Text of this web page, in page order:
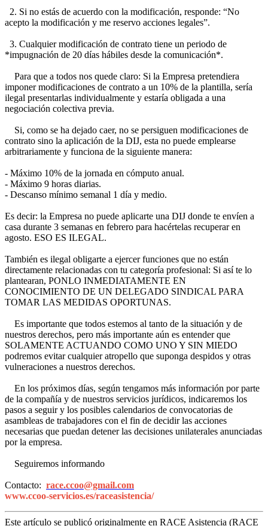
2. Si no estás de acuerdo con la modificación, responde: “No
acepto la modificación y me reservo acciones legales”.
3. Cualquier modificación de contrato tiene un periodo de
*impugnación de 20 días hábiles desde la comunicación*.
Para que a todos nos quede claro: Si la Empresa pretendiera
imponer modificaciones de contrato a un 10% de la plantilla, sería
ilegal presentarlas individualmente y estaría obligada a una
negociación colectiva previa.
Si, como se ha dejado caer, no se persiguen modificaciones de
contrato sino la aplicación de la DIJ, esta no puede emplearse
arbitrariamente y funciona de la siguiente manera:
- Máximo 10% de la jornada en cómputo anual.
- Máximo 9 horas diarias.
- Descanso mínimo semanal 1 día y medio.
Es decir: la Empresa no puede aplicarte una DIJ donde te envíen a
casa durante 3 semanas en febrero para hacértelas recuperar en
agosto. ESO ES ILEGAL.
También es ilegal obligarte a ejercer funciones que no están
directamente relacionadas con tu categoría profesional: Si así te lo
plantearan, PONLO INMEDIATAMENTE EN
CONOCIMIENTO DE UN DELEGADO SINDICAL PARA
TOMAR LAS MEDIDAS OPORTUNAS.
Es importante que todos estemos al tanto de la situación y de
nuestros derechos, pero más importante aún es entender que
SOLAMENTE ACTUANDO COMO UNO Y SIN MIEDO
podremos evitar cualquier atropello que suponga despidos y otras
vulneraciones a nuestros derechos.
En los próximos días, según tengamos más información por parte
de la compañía y de nuestros servicios jurídicos, indicaremos los
pasos a seguir y los posibles calendarios de convocatorias de
asambleas de trabajadores con el fin de decidir las acciones
necesarias que puedan detener las decisiones unilaterales anunciadas
por la empresa.
Seguiremos informando
Contacto: race.ccoo@gmail.com
www.ccoo-servicios.es/raceasistencia/
Este artículo se publicó originalmente en RACE Asistencia (RACE